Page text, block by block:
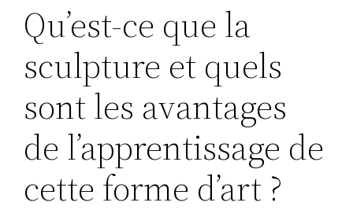
Qu’est-ce que la
sculpture et quels
sont les avantages
de l’apprentissage de
cette forme d’art ?